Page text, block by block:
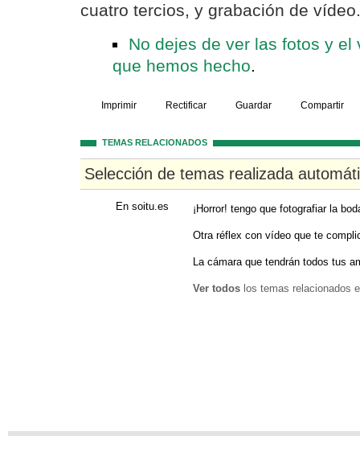
cuatro tercios, y grabación de vídeo.
No dejes de ver las fotos y
que hemos hecho.
Imprimir Rectificar Guardar Compartir
TEMAS RELACIONADOS
Selección de temas realizada
En soitu.es ¡Horror! tengo que fotografiar la
Otra réflex con vídeo que te
La cámara que tendrán todos tus
Ver todos los temas relacionados